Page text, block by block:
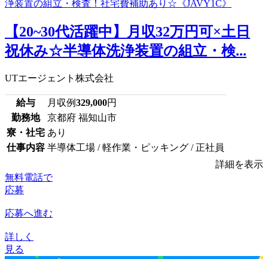
【20~30代活躍中】月収32万円可×土日
祝休み☆半導体洗浄装置の組立・検...
UTエージェント株式会社
給与 月収例329,000円
勤務地
京都府 福知山市
寮・社宅 あり
仕事内容 半導体工場 / 軽作業・ピッキング / 正社員
詳細を表示
無料電話で
応募
応募へ進む
詳しく
見る